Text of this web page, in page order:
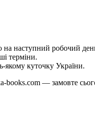
на наступний робочий
терміни.
куточку України.
books.com — замовте